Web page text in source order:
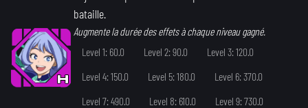
bataille.
Augmente la durée des effets à chaque niveau gagné.
Level 1: 60.0
Level 2: 90.0
Level 3: 120.0
Level 4: 150.0
Level 5: 180.0
Level 6: 370.0
Level 7: 490.0
Level 8: 610.0
Level 9: 730.0